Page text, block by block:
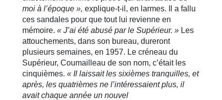
moi à l’époque », explique-t-il, en larmes. Il a fallu
ces sandales pour que tout lui revienne en
mémoire. « J’ai été abusé par le Supérieur. »Les
attouchements, dans son bureau, dureront
plusieurs semaines, en 1957. Le créneau du
Supérieur, Coumailleau de son nom, c’était les
cinquièmes. « Il laissait les sixièmes tranquilles, et
après, les quatrièmes ne l’intéressaient plus, il
avait chaque année un nouvel